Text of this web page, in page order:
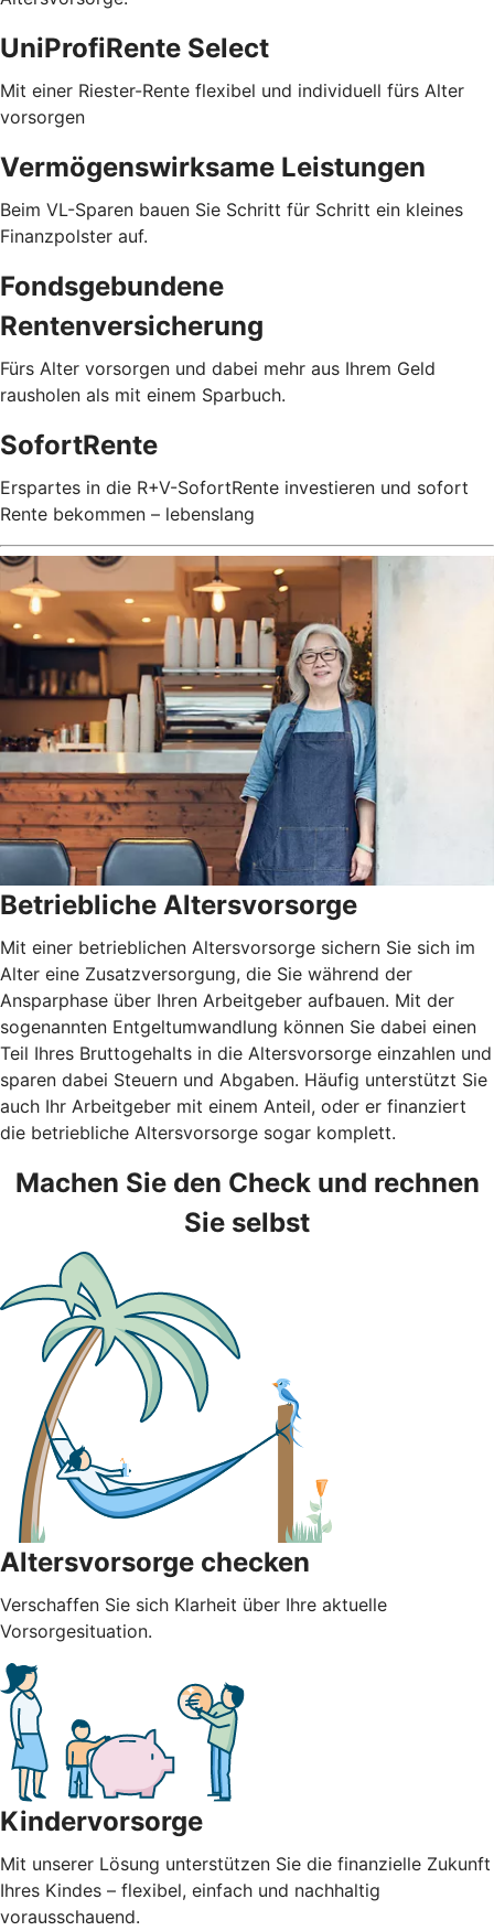
UniProfiRente Select
Mit einer Riester-Rente flexibel und individuell fürs Alter
vorsorgen
Vermögenswirksame Leistungen
Beim VL-Sparen bauen Sie Schritt für Schritt ein kleines
Finanzpolster auf.
Fondsgebundene
Rentenversicherung
Fürs Alter vorsorgen und dabei mehr aus Ihrem Geld
rausholen als mit einem Sparbuch.
SofortRente
Erspartes in die R+V-SofortRente investieren und sofort
Rente bekommen – lebenslang
Betriebliche Altersvorsorge
Mit einer betrieblichen Altersvorsorge sichern Sie sich im
Alter eine Zusatzversorgung, die Sie während der
Ansparphase über Ihren Arbeitgeber aufbauen. Mit der
sogenannten Entgeltumwandlung können Sie dabei einen
Teil Ihres Bruttogehalts in die Altersvorsorge einzahlen und
sparen dabei Steuern und Abgaben. Häufig unterstützt Sie
auch Ihr Arbeitgeber mit einem Anteil, oder er finanziert
die betriebliche Altersvorsorge sogar komplett.
Machen Sie den Check und rechnen
Sie selbst
Altersvorsorge checken
Verschaffen Sie sich Klarheit über Ihre aktuelle
Vorsorgesituation.
Kindervorsorge
Mit unserer Lösung unterstützen Sie die finanzielle Zukunft
Ihres Kindes – flexibel, einfach und nachhaltig
vorausschauend.